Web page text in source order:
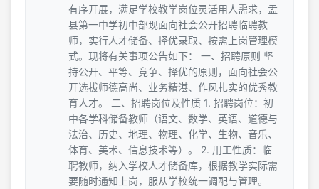
有序开展，满足学校教学岗位灵活用人需求，盂
县第一中学初中部现面向社会公开招聘临聘教
师，实行人才储备、择优录取、按需上岗管理模
式。现将有关事项公告如下： 一、招聘原则 坚
持公开、平等、竞争、择优的原则，面向社会公
开选拔师德高尚、业务精湛、作风扎实的优秀教
育人才。 二、招聘岗位及性质 1. 招聘岗位：初
中各学科储备教师（语文、数学、英语、道德与
法治、历史、地理、物理、化学、生物、音乐、
体育、美术、信息技术等）。 2. 用工性质：临
聘教师，纳入学校人才储备库，根据教学实际需
要随时通知上岗，服从学校统一调配与管理。